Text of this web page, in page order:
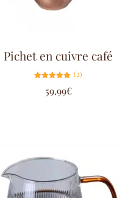
Pichet en cuivre café
5.00
sur 5
(2)
59.99€